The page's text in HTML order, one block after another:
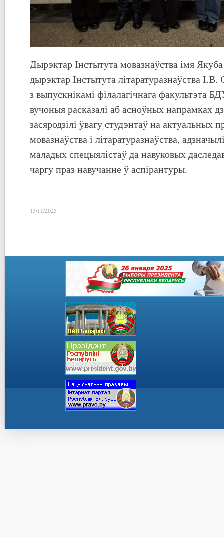
Дырэктар Інстытута мовазнаўства імя
дырэктар Інстытута літаратуразнаўства І.В.
з выпускнікамі філалагічнага факультэта
вучоныя расказалі аб асноўных напрамках
засяродзілі ўвагу студэнтаў на актуальных
мовазнаўства і літаратуразнаўства,
маладых спецыялістаў да навуковых
чаргу праз навучанне ў аспірантуры.
13/11/2025